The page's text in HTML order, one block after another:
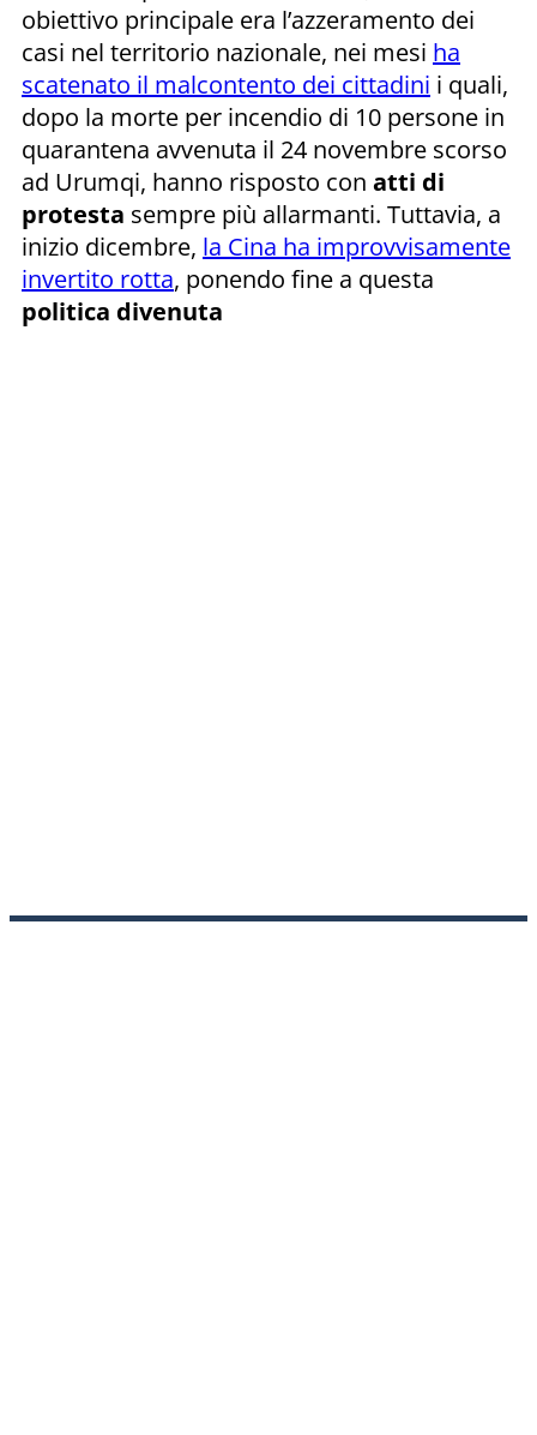
obiettivo principale era l’azzeramento dei
casi nel territorio nazionale, nei mesi ha
scatenato il malcontento dei cittadini i quali,
dopo la morte per incendio di 10 persone in
quarantena avvenuta il 24 novembre scorso
ad Urumqi, hanno risposto con atti di
protesta sempre più allarmanti. Tuttavia, a
inizio dicembre, la Cina ha improvvisamente
invertito rotta, ponendo fine a questa
politica divenuta